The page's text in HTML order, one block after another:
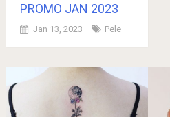
PROMO JAN 2023
Jan 13, 2023 Pele